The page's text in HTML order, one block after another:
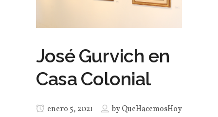
José Gurvich en
Casa Colonial
enero 5, 2021 byQueHacemosHoy